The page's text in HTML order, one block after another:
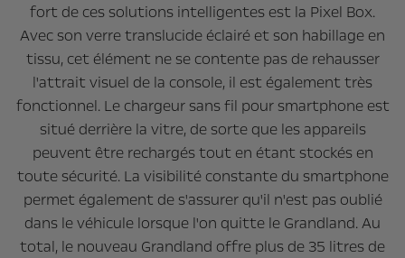
fort de ces solutions intelligentes est la Pixel Box.
Avec son verre translucide éclairé et son habillage en
tissu, cet élément ne se contente pas de rehausser
l'attrait visuel de la console, il est également très
fonctionnel. Le chargeur sans fil pour smartphone est
situé derrière la vitre, de sorte que les appareils
peuvent être rechargés tout en étant stockés en
toute sécurité. La visibilité constante du smartphone
permet également de s'assurer qu'il n'est pas oublié
dans le véhicule lorsque l'on quitte le Grandland. Au
total, le nouveau Grandland offre plus de 35 litres de